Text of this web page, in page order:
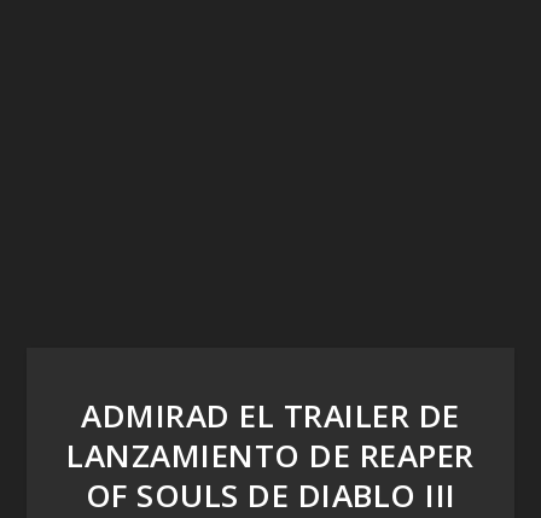
ADMIRAD EL TRAILER DE
LANZAMIENTO DE REAPER
OF SOULS DE DIABLO III